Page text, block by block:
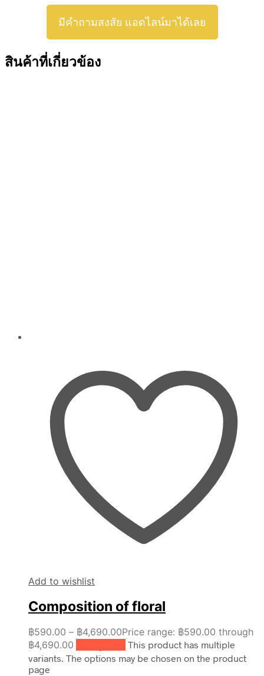
มีคำถามสงสัย แอดไลน์มาได้เลย
สินค้าที่เกี่ยวข้อง
Add to wishlist
Composition of floral
฿590.00 – ฿4,690.00Price range: ฿590.00 through
฿4,690.00
This product has multiple
variants. The options may be chosen on the product
page